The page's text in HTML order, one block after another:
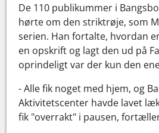
De 110 publikummer i
hørte om den striktrøje, som
serien. Han fortalte, hvordan
en opskrift og lagt den ud på
oprindeligt var der kun den
- Alle fik noget med hjem, og
Aktivitetscenter havde lavet
fik "overrakt" i pausen,